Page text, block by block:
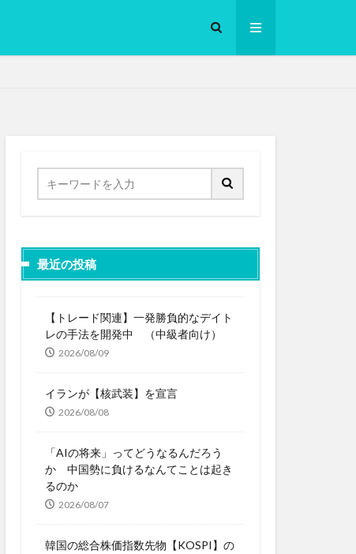
最近の投稿
【トレード関連】一発勝負的なデイト
レの手法を開発中 （中級者向け）
2026/08/09
イランが【核武装】を宣言
2026/08/08
「AIの将来」ってどうなるんだろう
か 中国勢に負けるなんてことは起き
るのか
2026/08/07
韓国の総合株価指数先物【KOSPI】の